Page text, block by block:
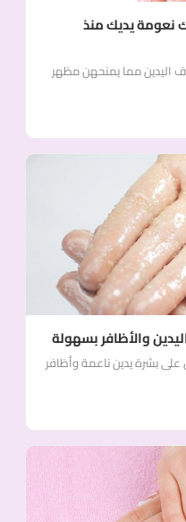
نعومة يديك منذ
اليدين مما يمنحهن مظهر
والأظافر بسهولة
بشرة يدين ناعمة وأظافر